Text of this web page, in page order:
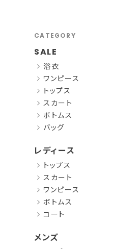
CATEGORY
SALE
浴衣
ワンピース
トップス
スカート
ボトムス
バッグ
レディース
トップス
スカート
ワンピース
ボトムス
コート
メンズ